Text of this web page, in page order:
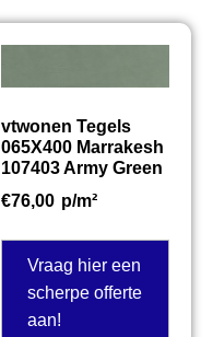
vtwonen Tegels
065X400 Marrakesh
107403 Army Green
€76,00 p/m²
Vraag hier een
scherpe offerte
aan!